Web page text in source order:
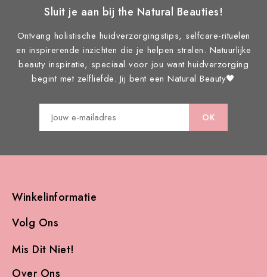
Sluit je aan bij the Natural Beauties!
Ontvang holistische huidverzorgingstips, selfcare-rituelen
en inspirerende inzichten die je helpen stralen. Natuurlijke
beauty inspiratie, speciaal voor jou want huidverzorging
begint met zelfliefde. Jij bent een Natural Beauty🖤
Winkelinformatie
Volg Ons
Mis Dit Niet!
Over Ons